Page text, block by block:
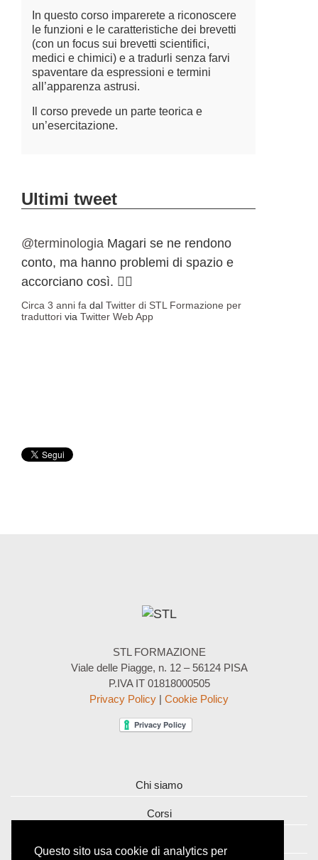
Questo sito usa cookie di analytics per
In questo corso imparerete a riconoscere
le funzioni e le caratteristiche dei brevetti
(con un focus sui brevetti scientifici,
medici e chimici) e a tradurli senza farvi
spaventare da espressioni e termini
all’apparenza astrusi.
Il corso prevede un parte teorica e
un’esercitazione.
Ultimi tweet
@terminologia Magari se ne rendono
conto, ma hanno problemi di spazio e
accorciano così. 🤷‍♀️
Circa 3 anni fa dal Twitter di STL Formazione per
traduttori via Twitter Web App
STL FORMAZIONE
Viale delle Piagge, n. 12 – 56124 PISA
P.IVA IT 01818000505
Privacy Policy | Cookie Policy
Chi siamo
Corsi